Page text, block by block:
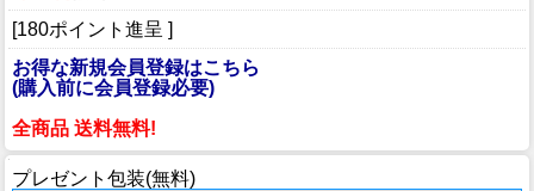
[180ポイント進呈 ]
お得な新規会員登録はこちら
(購入前に会員登録必要)
全商品 送料無料!
プレゼント包装(無料)